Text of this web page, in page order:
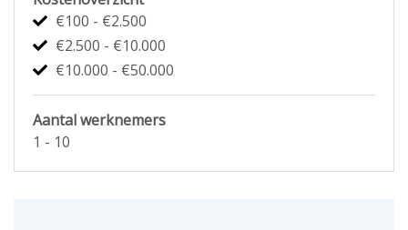
€100 - €2.500
€2.500 - €10.000
€10.000 - €50.000
Aantal werknemers
1 - 10